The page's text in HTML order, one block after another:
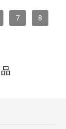
7 8